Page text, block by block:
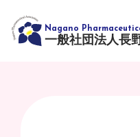
一般社団法人長